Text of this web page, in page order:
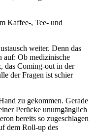
Kaffee-, Tee- und
weiter. Denn das
auf: Ob medizinische
das Coming-out in der
der Fragen ist schier
zu gekommen. Gerade
Perücke unumgänglich
bereits so zugeschlagen
dem Roll-up des